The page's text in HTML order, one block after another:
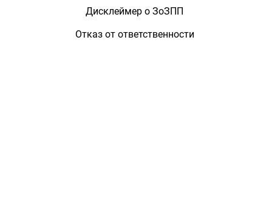
Дисклеймер о ЗоЗПП
Отказ от ответственности